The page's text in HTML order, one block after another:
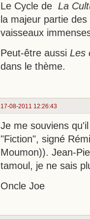
Le Cycle de La
la majeur partie
vaisseaux
Peut-être aussi Les
dans le thème.
17-08-2011 12:26:43
Je me souviens
"Fiction", signé
Moumon)). Jean-
tamoul, je ne sais
Oncle Joe